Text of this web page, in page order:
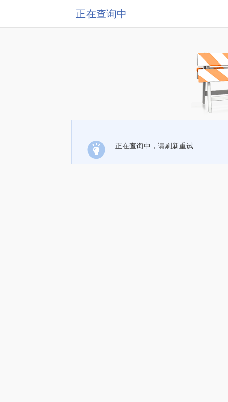
正在查询中
正在查询中，请刷新重试